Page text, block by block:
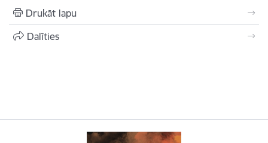
Drukāt lapu
Dalīties